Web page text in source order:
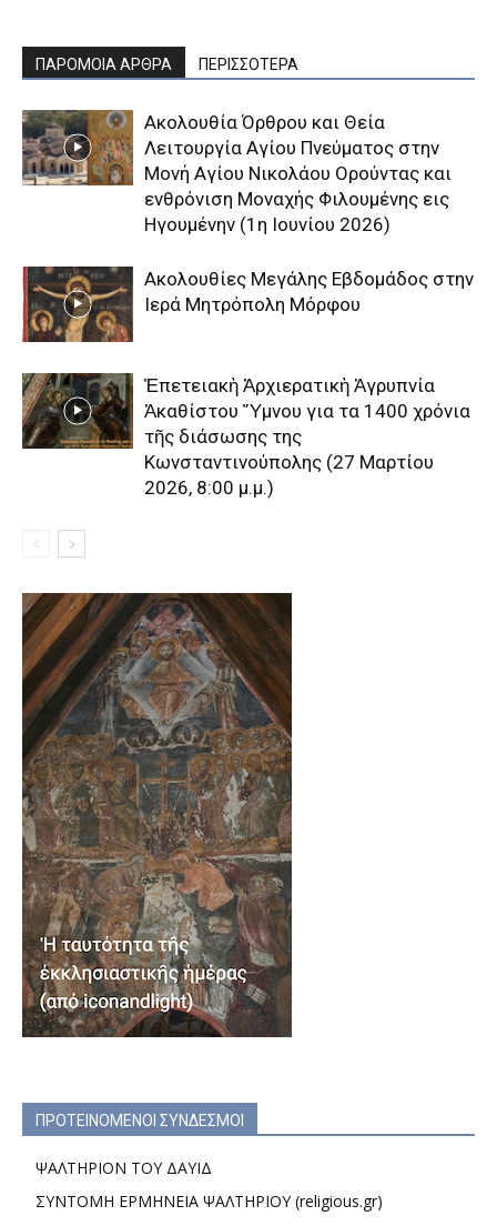
ΠΑΡΟΜΟΙΑ ΑΡΘΡΑ ΠΕΡΙΣΣΟΤΕΡΑ
Aκολουθία Όρθρου και Θεία
Λειτουργία Αγίου Πνεύματος στην
Μονή Αγίου Νικολάου Ορούντας και
ενθρόνιση Μοναχής Φιλουμένης εις
Ηγουμένην (1η Ιουνίου 2026)
Ακολουθίες Μεγάλης Εβδομάδος στην
Ιερά Μητρόπολη Μόρφου
Ἐπετειακὴ Ἀρχιερατικὴ Ἀγρυπνία
Ἀκαθίστου Ὕμνου για τα 1400 χρόνια
τῆς διάσωσης της
Κωνσταντινούπολης (27 Μαρτίου
2026, 8:00 μ.μ.)
ΠΡΟΤΕΙΝΟΜΕΝΟΙ ΣΥΝΔΕΣΜΟΙ
ΨΑΛΤΗΡΙΟΝ ΤΟΥ ΔΑΥΙΔ
ΣΥΝΤΟΜΗ ΕΡΜΗΝΕΙΑ ΨΑΛΤΗΡΙΟΥ (religious.gr)